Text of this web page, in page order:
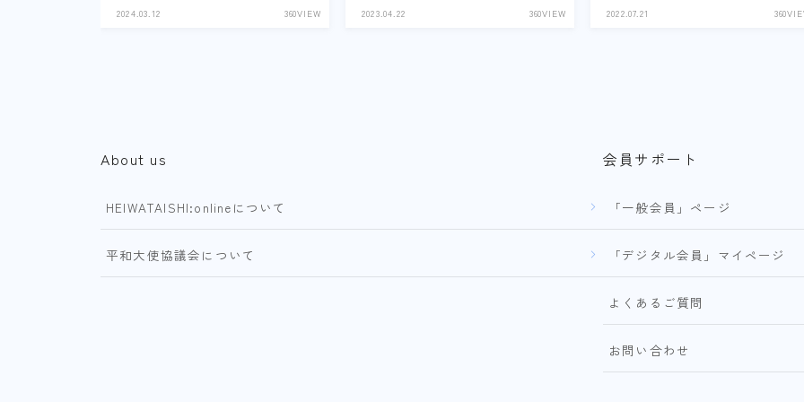
2024.03.12 360VIEW 2023.04.22 360VIEW 2022.07.21
About us
HEIWATAISHI:onlineについて
平和大使協議会について
会員サポート
「一般会員」ページ
「デジタル会員」マイページ
よくあるご質問
お問い合わせ